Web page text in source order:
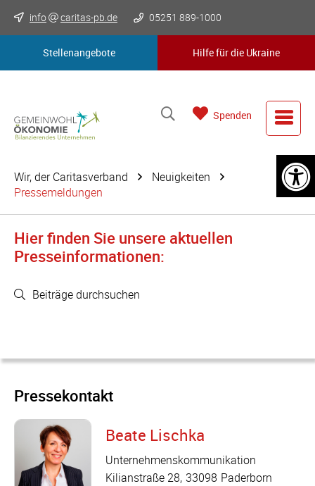
info caritas-pb.de 05251 889-1000
Spenden
Wir, der Caritasverband
Neuigkeiten
Pressemeldungen
Hier finden Sie unsere aktuellen
Presseinformationen:
Beiträge durchsuchen
Suchwort
Minimum
Date
Pressekontakt
Beate Lischka
Unternehmenskommunikation
Kilianstraße 28 33098 Paderborn
Stellenangebote Hilfe für die Ukraine